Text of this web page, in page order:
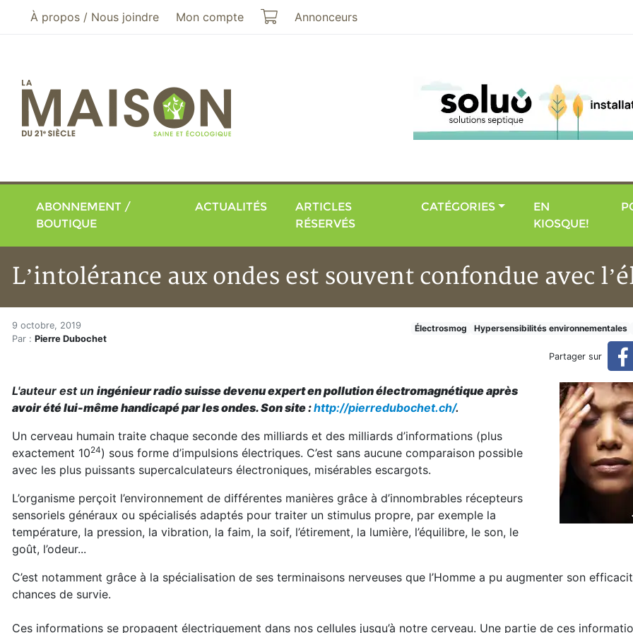
Aller au menu principal
Aller au contenu principal
À propos / Nous joindre Mon compte Mon panier
Annonceurs
ABONNEMENT /
BOUTIQUE
ACTUALITÉS
ARTICLES
RÉSERVÉS
CATÉGORIES
EN
KIOSQUE!
L’intolérance aux ondes est souvent confondue avec
Accueil
Articles
L’intolérance aux ondes est souvent confondue avec l’électrohypersensibilité
L’intolérance aux ondes est souvent confondue avec
9 octobre, 2019
Par : Pierre Dubochet
Électrosmog Hypersensibilités environnementales
Partager sur
L'auteur est un ingénieur radio suisse devenu expert en pollution électromagnétique après
avoir été lui-même handicapé par les ondes. Son site:http://pierredubochet.ch/.
Un cerveau humain traite chaque seconde des milliards et des milliards d’informations (plus
exactement 1024) sous forme d’impulsions électriques. C’est sans aucune comparaison possible
avec les plus puissants supercalculateurs électroniques, misérables escargots.
L’organisme perçoit l’environnement de différentes manières grâce à d’innombrables récepteurs
sensoriels généraux ou spécialisés adaptés pour traiter un stimulus propre, par exemple la
température, la pression, la vibration, la faim, la soif, l’étirement, la lumière, l’équilibre, le son, le
goût, l’odeur...
C’est notamment grâce à la spécialisation de ses terminaisons nerveuses que l’Homme a pu augmenter son
chances de survie.
Ces informations se propagent électriquement dans nos cellules jusqu’à notre cerveau. Une partie de ces